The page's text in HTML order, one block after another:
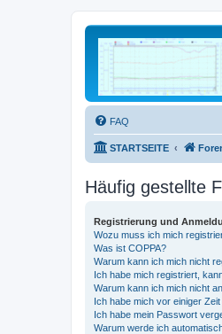
FAQ
STARTSEITE
Häufig gestellte
Registrierung und
Wozu muss ich mich
Was ist COPPA?
Warum kann ich mich nicht
Ich habe mich registriert,
Warum kann ich mich nicht
Ich habe mich vor einiger
Ich habe mein Passwort
Warum werde ich